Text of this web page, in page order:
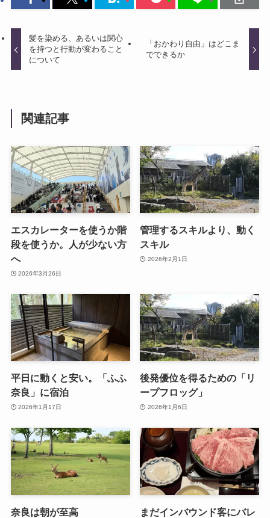
髪を染める、あるいは関心
を持つと行動が変わること
について
「おかわり自由」はどこま
でできるか
関連記事
エスカレーターを使うか階
段を使うか。人が少ない方
へ
2026年3月26日
管理するスキルより、動く
スキル
2026年2月1日
平日に動くと安い。「ふふ
奈良」に宿泊
2026年1月17日
後発優位を得るための「リ
ープフロッグ」
2026年1月6日
奈良は朝が至高
まだインバウンド客にバレ